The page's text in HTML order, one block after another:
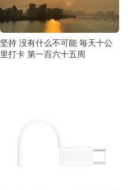
坚持 没有什么不可能 毎天十公
里打卡 第一百六十五周